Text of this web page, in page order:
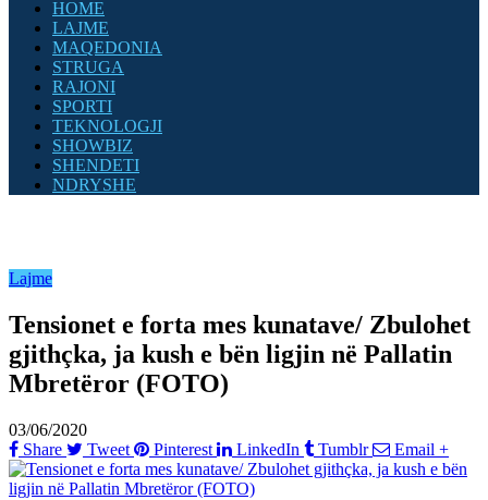
HOME
LAJME
MAQEDONIA
STRUGA
RAJONI
SPORTI
TEKNOLOGJI
SHOWBIZ
SHENDETI
NDRYSHE
Lajme
Tensionet e forta mes kunatave/ Zbulohet
gjithçka, ja kush e bën ligjin në Pallatin
Mbretëror (FOTO)
03/06/2020
Share
Tweet Pinterest LinkedIn Tumblr Email +